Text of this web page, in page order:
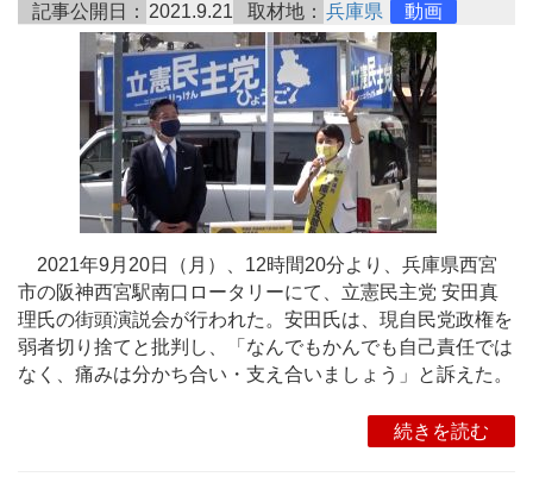
記事公開日： 2021.9.21 取材地： 兵庫県 動画
2021年9月20日（月）、12時間20分より、兵庫県西宮
市の阪神西宮駅南口ロータリーにて、立憲民主党 安田真
理氏の街頭演説会が行われた。安田氏は、現自民党政権を
弱者切り捨てと批判し、「なんでもかんでも自己責任では
なく、痛みは分かち合い・支え合いましょう」と訴えた。
続きを読む